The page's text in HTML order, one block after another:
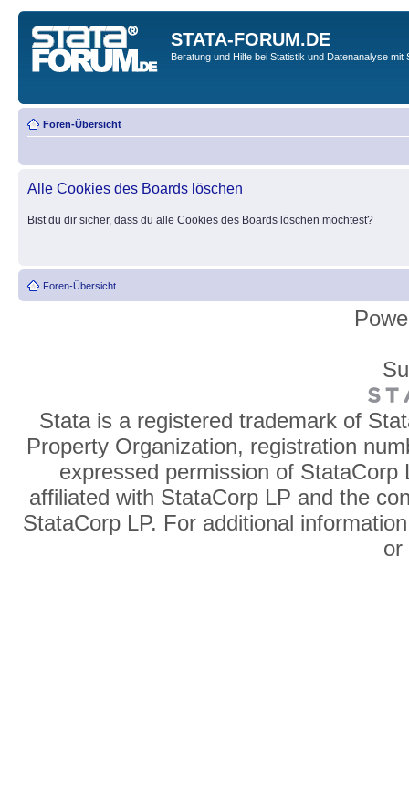
STATA-FORUM.DE
Beratung und Hilfe bei Statistik und Datenanalyse mit
Foren-Übersicht
Alle Cookies des Boards löschen
Bist du dir sicher, dass du alle Cookies des Boards löschen möchtest?
Foren-Übersicht
Stata is a registered trademark of
Property Organization, registration
expressed permission of
affiliated with StataCorp LP and the
StataCorp LP. For additional
or